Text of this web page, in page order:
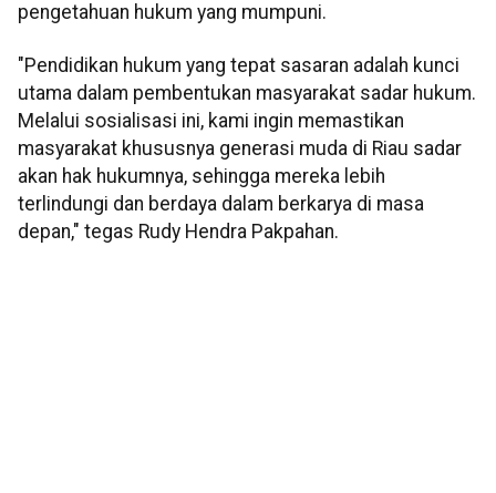
pengetahuan hukum yang mumpuni.
"Pendidikan hukum yang tepat sasaran adalah kunci
utama dalam pembentukan masyarakat sadar hukum.
Melalui sosialisasi ini, kami ingin memastikan
masyarakat khususnya generasi muda di Riau sadar
akan hak hukumnya, sehingga mereka lebih
terlindungi dan berdaya dalam berkarya di masa
depan," tegas Rudy Hendra Pakpahan.